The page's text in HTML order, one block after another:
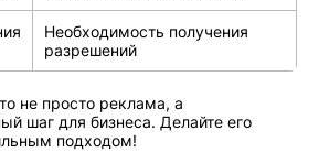
Необходимость получения
разрешений
не просто реклама, а
шаг для бизнеса. Делайте его
подходом!